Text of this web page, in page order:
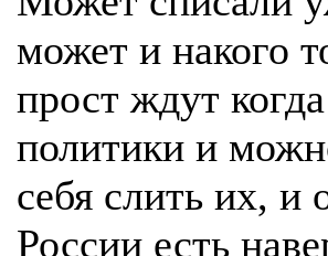
может и накого
прост ждут
политики и
себя слить их, и
России есть